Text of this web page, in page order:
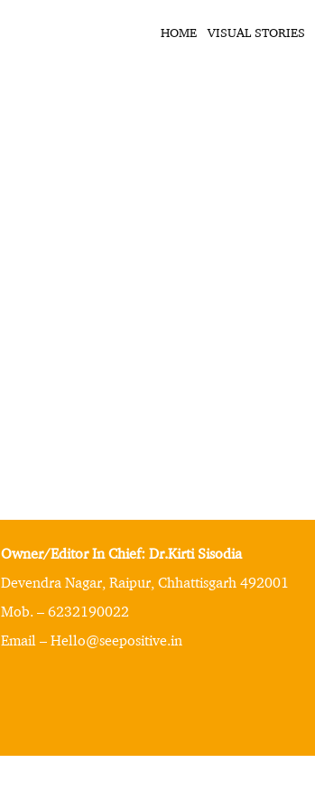
HOME VISUAL STORIES
Owner/Editor In Chief: Dr.Kirti Sisodia
Devendra Nagar, Raipur, Chhattisgarh 492001
Mob. – 6232190022
Email – Hello@seepositive.in